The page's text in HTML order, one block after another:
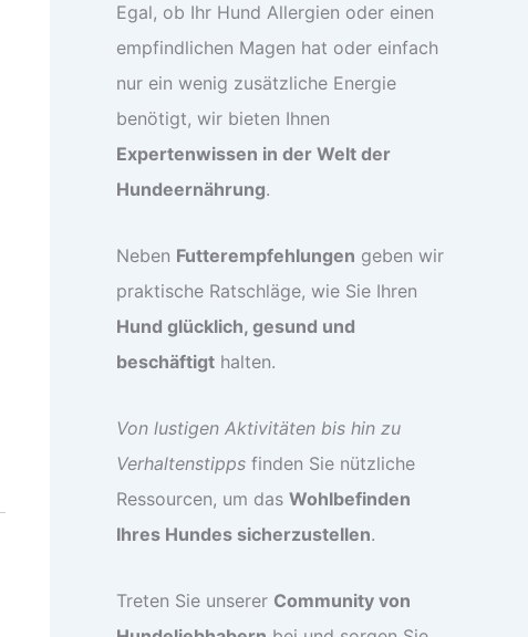
Egal, ob Ihr Hund Allergien oder einen
empfindlichen Magen hat oder einfach
nur ein wenig zusätzliche Energie
benötigt, wir bieten Ihnen
Expertenwissen in der Welt der
Hundeernährung.
Neben Futterempfehlungen geben wir
praktische Ratschläge, wie Sie Ihren
Hund glücklich, gesund und
beschäftigt halten.
Von lustigen Aktivitäten bis hin zu
Verhaltenstipps finden Sie nützliche
Ressourcen, um das Wohlbefinden
Ihres Hundes sicherzustellen.
Treten Sie unserer Community von